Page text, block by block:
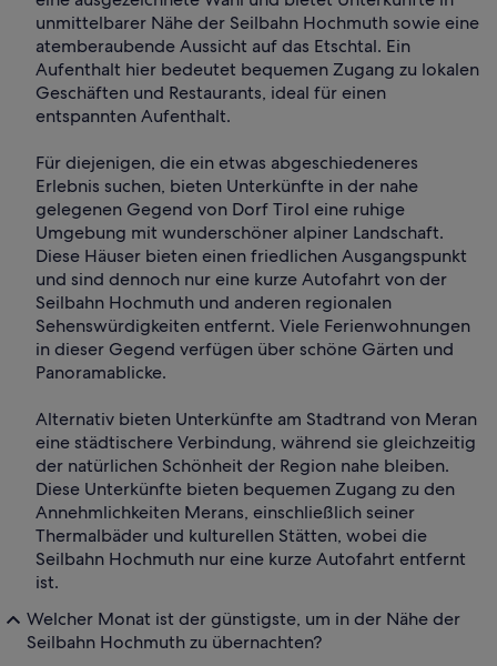
unmittelbarer Nähe der Seilbahn Hochmuth sowie eine
atemberaubende Aussicht auf das Etschtal. Ein
Aufenthalt hier bedeutet bequemen Zugang zu lokalen
Geschäften und Restaurants, ideal für einen
entspannten Aufenthalt.
Für diejenigen, die ein etwas abgeschiedeneres
Erlebnis suchen, bieten Unterkünfte in der nahe
gelegenen Gegend von Dorf Tirol eine ruhige
Umgebung mit wunderschöner alpiner Landschaft.
Diese Häuser bieten einen friedlichen Ausgangspunkt
und sind dennoch nur eine kurze Autofahrt von der
Seilbahn Hochmuth und anderen regionalen
Sehenswürdigkeiten entfernt. Viele Ferienwohnungen
in dieser Gegend verfügen über schöne Gärten und
Panoramablicke.
Alternativ bieten Unterkünfte am Stadtrand von Meran
eine städtischere Verbindung, während sie gleichzeitig
der natürlichen Schönheit der Region nahe bleiben.
Diese Unterkünfte bieten bequemen Zugang zu den
Annehmlichkeiten Merans, einschließlich seiner
Thermalbäder und kulturellen Stätten, wobei die
Seilbahn Hochmuth nur eine kurze Autofahrt entfernt
ist.
Welcher Monat ist der günstigste, um in der Nähe der
Seilbahn Hochmuth zu übernachten?